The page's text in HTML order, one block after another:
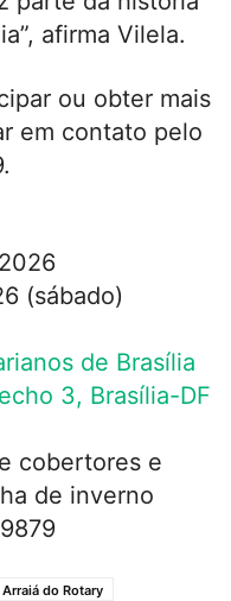
afirma Vilela.
ou obter mais
em contato pelo
(sábado)
de Brasília
3, Brasília-DF
cobertores e
de inverno
Arraiá do Rotary